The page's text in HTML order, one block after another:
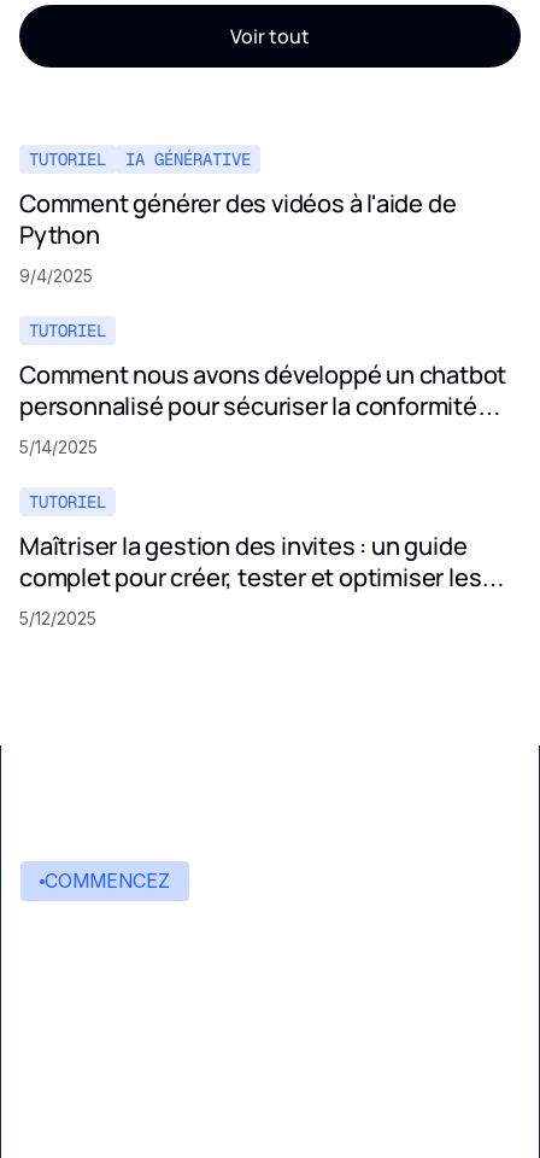
Voir tout
TUTORIEL IA GÉNÉRATIVE
Comment générer des vidéos à l'aide de
Python
9/4/2025
TUTORIEL
Comment nous avons développé un chatbot
personnalisé pour sécuriser la conformité
aux politiques de confidentialité
5/14/2025
TUTORIEL
Maîtriser la gestion des invites : un guide
complet pour créer, tester et optimiser les
invites LLM
5/12/2025
COMMENCEZ